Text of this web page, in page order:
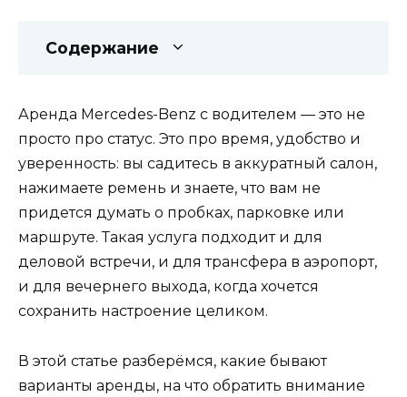
Содержание
Аренда Mercedes-Benz с водителем — это не
просто про статус. Это про время, удобство и
уверенность: вы садитесь в аккуратный салон,
нажимаете ремень и знаете, что вам не
придется думать о пробках, парковке или
маршруте. Такая услуга подходит и для
деловой встречи, и для трансфера в аэропорт,
и для вечернего выхода, когда хочется
сохранить настроение целиком.
В этой статье разберёмся, какие бывают
варианты аренды, на что обратить внимание